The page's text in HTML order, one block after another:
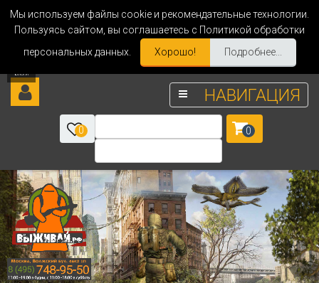
Мы используем файлы cookie и рекомендательные технологии.
Пользуясь сайтом, вы соглашаетесь с Политикой обработки
персональных данных.
Хорошо! Подробнее...
НАВИГАЦИЯ
0 0